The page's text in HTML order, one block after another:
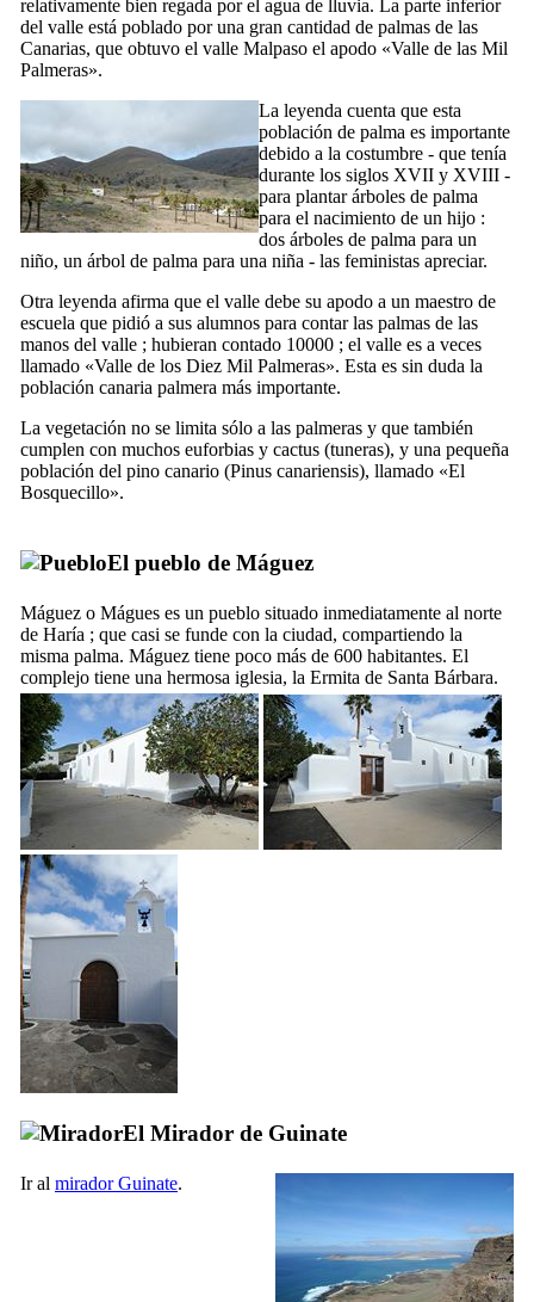
relativamente bien regada por el agua de lluvia. La parte inferior
del valle está poblado por una gran cantidad de palmas de las
Canarias, que obtuvo el valle Malpaso el apodo «Valle de las Mil
Palmeras».
La leyenda cuenta que esta
población de palma es importante
debido a la costumbre - que tenía
durante los siglos XVII y XVIII -
para plantar árboles de palma
para el nacimiento de un hijo :
dos árboles de palma para un
niño, un árbol de palma para una niña - las feministas apreciar.
Otra leyenda afirma que el valle debe su apodo a un maestro de
escuela que pidió a sus alumnos para contar las palmas de las
manos del valle ; hubieran contado 10000 ; el valle es a veces
llamado «Valle de los Diez Mil Palmeras». Esta es sin duda la
población canaria palmera más importante.
La vegetación no se limita sólo a las palmeras y que también
cumplen con muchos euforbias y cactus (tuneras), y una pequeña
población del pino canario (Pinus canariensis), llamado «El
Bosquecillo».
El pueblo de Máguez
Máguez o Mágues es un pueblo situado inmediatamente al norte
de Haría ; que casi se funde con la ciudad, compartiendo la
misma palma. Máguez tiene poco más de 600 habitantes. El
complejo tiene una hermosa iglesia, la Ermita de Santa Bárbara.
El Mirador de Guinate
Ir al miradorGuinate.